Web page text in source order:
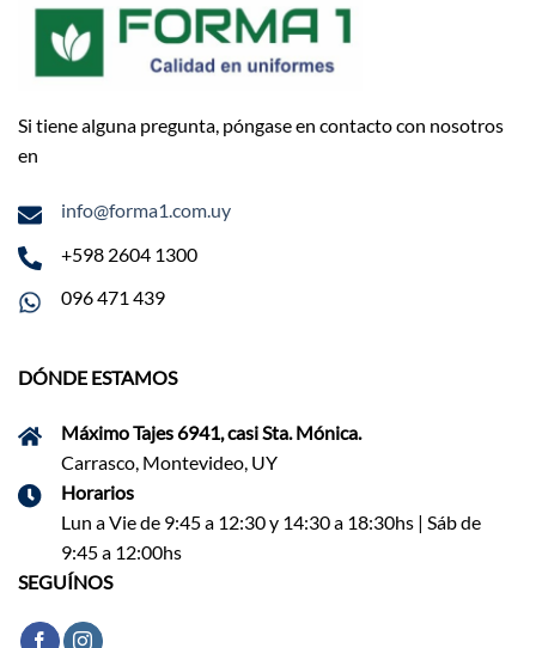
Si tiene alguna pregunta, póngase en contacto con nosotros
en
info@forma1.com.uy
+598 2604 1300
096 471 439
DÓNDE ESTAMOS
Máximo Tajes 6941, casi Sta. Mónica.
Carrasco, Montevideo, UY
Horarios
Lun a Vie de 9:45 a 12:30 y 14:30 a 18:30hs | Sáb de
9:45 a 12:00hs
SEGUÍNOS